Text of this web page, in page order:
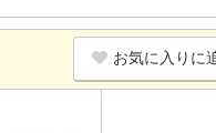
お気に入りに